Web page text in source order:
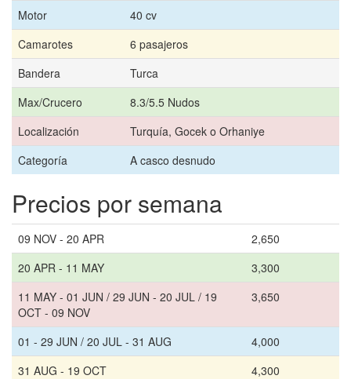
Motor
40 cv
Camarotes
6 pasajeros
Bandera
Turca
Max/Crucero
8.3/5.5 Nudos
Localización
Turquía, Gocek o Orhaniye
Categoría
A casco desnudo
Precios por semana
09 NOV - 20 APR
2,650
20 APR - 11 MAY
3,300
11 MAY - 01 JUN / 29 JUN - 20 JUL / 19
OCT - 09 NOV
3,650
01 - 29 JUN / 20 JUL - 31 AUG
4,000
31 AUG - 19 OCT
4,300